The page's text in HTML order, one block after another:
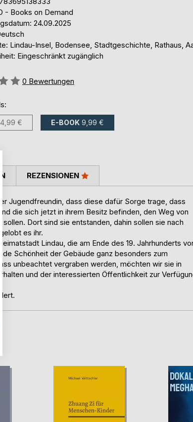
- Books on Demand
24.09.2025
Lindau-Insel, Bodensee, Stadtgeschichte, Rathaus,
Eingeschränkt zugänglich
0 Bewertungen
€ E-BOOK 9,99 €
Jugendfreundin, dass diese dafür Sorge trage, dass
die sich jetzt in ihrem Besitz befinden, den Weg von
Dort sind sie entstanden, dahin sollen sie nach
es ihr.
Lindau, die am Ende des 19. Jahrhunderts
Schönheit der Gebäude ganz besonders zum
unbeachtet vergraben werden, möchten wir sie in
und der interessierten Öffentlichkeit zur
REZENSIONEN